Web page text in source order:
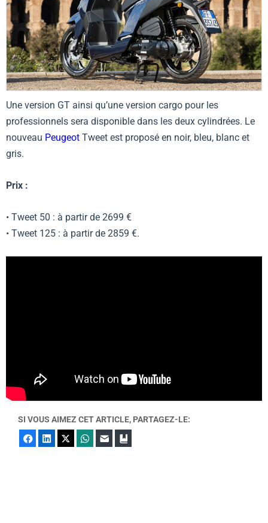
Une version GT ainsi qu’une version cargo pour les
professionnels sera disponible dans les deux cylindrées. Le
nouveau Peugeot Tweet est proposé en noir, bleu, blanc et
gris.
Prix :
• Tweet 50 : à partir de 2699 €
• Tweet 125 : à partir de 2859 €.
SI VOUS AIMEZ CET ARTICLE, PARTAGEZ-LE:
FacebookLinkedIn WhatsApp
E-mail